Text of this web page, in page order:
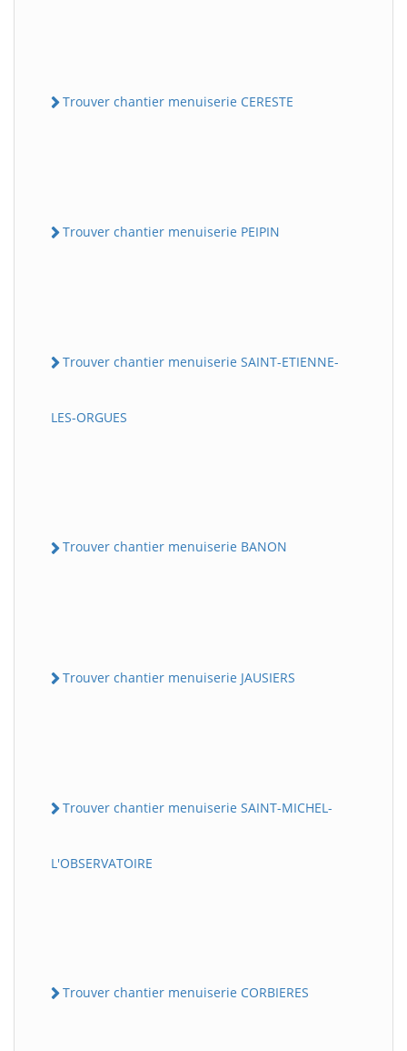
Trouver chantier menuiserie CERESTE
Trouver chantier menuiserie PEIPIN
Trouver chantier menuiserie SAINT-ETIENNE-
LES-ORGUES
Trouver chantier menuiserie BANON
Trouver chantier menuiserie JAUSIERS
Trouver chantier menuiserie SAINT-MICHEL-
L'OBSERVATOIRE
Trouver chantier menuiserie CORBIERES